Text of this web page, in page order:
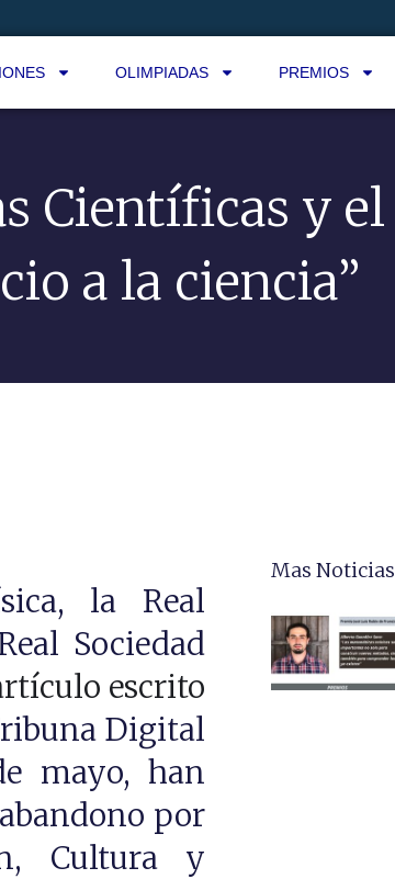
OLIMPIADAS PREMIOS
Científicas y el
a la ciencia”
la Real
Sociedad
escrito
Digital
mayo, han
por
Cultura y
Mas Noticias